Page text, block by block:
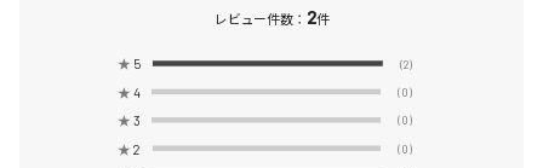
レビュー件数： 2件
★ 5 (2)
★ 4 (0)
★ 3 (0)
★ 2 (0)